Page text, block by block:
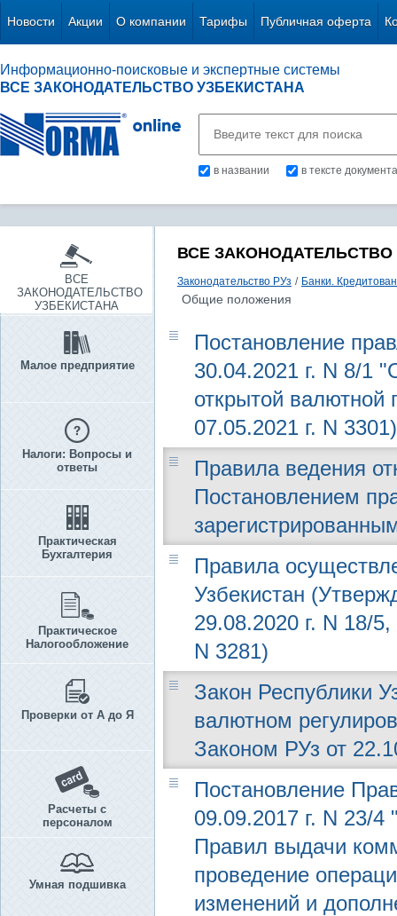
Новости Акции О компании Тарифы Публичная оферта
Информационно-поисковые и экспертные системы
ВСЕ ЗАКОНОДАТЕЛЬСТВО УЗБЕКИСТАНА
в названии в тексте документа
ВСЕ
ЗАКОНОДАТЕЛЬСТВО
УЗБЕКИСТАНА
Малое предприятие
Налоги: Вопросы и
ответы
Практическая
Бухгалтерия
Практическое
Налогообложение
Проверки от А до Я
Расчеты с
персоналом
Умная подшивка
ВСЕ ЗАКОНОДАТЕЛЬСТВО
Законодательство РУз / Банки.
Общие положения
Постановление
30.04.2021 г. N 8/1
открытой
07.05.2021 г. N 3301)
Правила ведения
Постановлением
Правила
Узбекистан
29.08.2020 г. N 18/
N 3281)
Закон Республики
валютном
Законом РУз от
Постановление
09.09.2017 г. N 23/
Правил выдачи
проведение
изменений и